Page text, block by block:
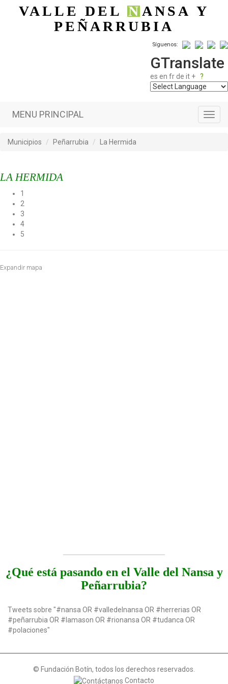
Pasar al contenido principal
VALLE DELNANSA Y
PEÑARRUBIA
Síguenos:
GTranslate
es en fr de it + ?
MENU PRINCIPAL
Municipios Peñarrubia La Hermida
LA HERMIDA
1
2
3
4
5
Expandir mapa
¿Qué está pasando en el Valle del Nansa y
Peñarrubia?
Tweets sobre "#nansa OR #valledelnansa OR #herrerias OR
#peñarrubia OR #lamason OR #rionansa OR #tudanca OR
#polaciones"
© Fundación Botín, todos los derechos reservados.
Contacto